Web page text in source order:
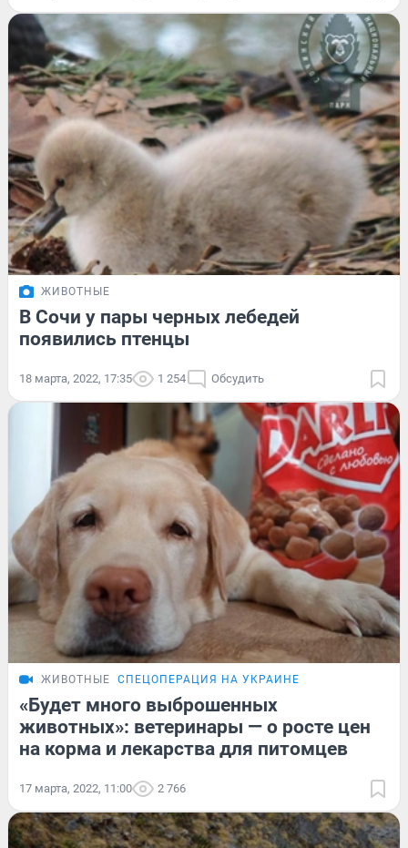
ЖИВОТНЫЕ
В Сочи у пары черных лебедей
появились птенцы
18 марта, 2022, 17:35 1 254 Обсудить
ЖИВОТНЫЕ СПЕЦОПЕРАЦИЯ НА УКРАИНЕ
«Будет много выброшенных
животных»: ветеринары — о росте цен
на корма и лекарства для питомцев
17 марта, 2022, 11:00 2 766